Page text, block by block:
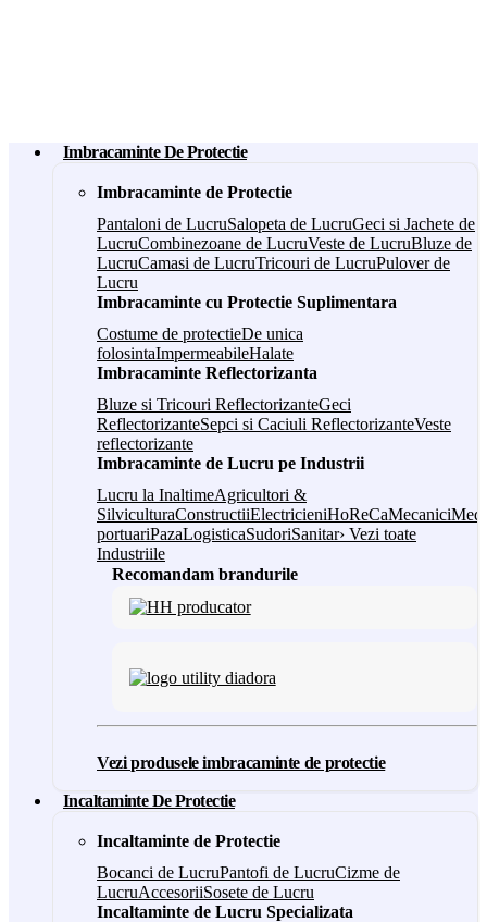
Imbracaminte De Protectie
Imbracaminte de Protectie
Pantaloni de LucruSalopeta de LucruGeci si Jachete de
LucruCombinezoane de LucruVeste de LucruBluze de
LucruCamasi de LucruTricouri de LucruPulover de
Lucru
Imbracaminte cu Protectie Suplimentara
Costume de protectieDe unica
folosintaImpermeabileHalate
Imbracaminte Reflectorizanta
Bluze si Tricouri ReflectorizanteGeci
ReflectorizanteSepci si Caciuli ReflectorizanteVeste
reflectorizante
Imbracaminte de Lucru pe Industrii
Lucru la InaltimeAgricultori &
SilviculturaConstructiiElectricieniHoReCaMecanici
portuariPazaLogisticaSudoriSanitar› Vezi toate
Industriile
Recomandam brandurile
Vezi produsele imbracaminte de protectie
Incaltaminte De Protectie
Incaltaminte de Protectie
Bocanci de LucruPantofi de LucruCizme de
LucruAccesoriiSosete de Lucru
Incaltaminte de Lucru Specializata